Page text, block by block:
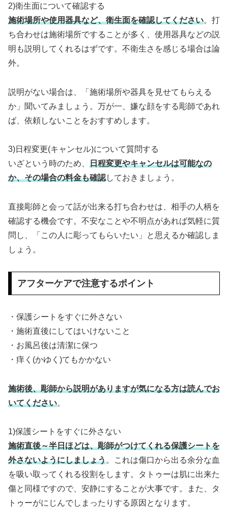
2)衛生面について確認する
施術場所や使用器具など、衛生面を確認してください。打
ち合わせは施術場所ですることが多く、使用器具などの説
明も説明してくれるはずです。不衛生さを感じる場合は論
外。
説明がない場合は、「施術場所や器具を見せてもらえる
か」聞いてみましょう。万が一、嫌な顔をする彫師であれ
ば、依頼しないことをおすすめします。
3)日程変更(キャンセル)について質問する
いざという時のため、 日程変更やキャンセルは可能なの
か、その場合の料金も確認しておきましょう。
直接彫師と会って話が出来る打ち合わせは、相手の人柄を
確認する機会です。不安なことや不明点があれば気軽に質
問し、「この人に彫ってもらいたい」と思えるか確認しま
しょう。
アフターケアで注意するポイント
・保護シートをすぐに外さない
・施術直後にしてはいけないこと
・お風呂後は清潔に保つ
・痒く(かゆく)てもかかない
施術後、彫師から説明がありますが気になる方は読んでお
いてください。
1)保護シートをすぐに外さない
施術直後～半日ほどは、彫師がつけてくれる保護シートを
外さないようにしましょう。これは傷口から出る余分な血
を吸い取ってくれる役割をします。タトゥーは肌に出来た
傷と同様ですので、安静にすることが大事です。また、タ
トゥーがにじんでしまったりする原因となります。